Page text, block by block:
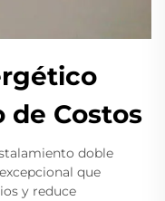
de Costos
doble
que
y reduce